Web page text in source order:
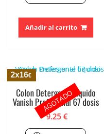
Añadir al carrito
2x16€
Colon Detergente liquido
Vanish Profesional 67 dosis
9.25€
AGOTADO